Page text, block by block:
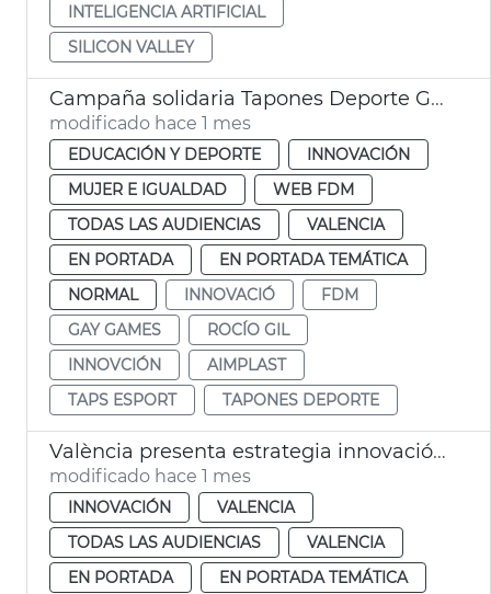
INTELIGENCIA ARTIFICIAL
SILICON VALLEY
Campaña solidaria Tapones Deporte Gay Games
modificado hace 1 mes
EDUCACIÓN Y DEPORTE
INNOVACIÓN
MUJER E IGUALDAD
WEB FDM
TODAS LAS AUDIENCIAS
VALENCIA
EN PORTADA
EN PORTADA TEMÁTICA
NORMAL
INNOVACIÓ
FDM
GAY GAMES
ROCÍO GIL
INNOVCIÓN
AIMPLAST
TAPS ESPORT
TAPONES DEPORTE
València presenta estrategia innovación a Silicon Valley
modificado hace 1 mes
INNOVACIÓN
VALENCIA
TODAS LAS AUDIENCIAS
VALENCIA
EN PORTADA
EN PORTADA TEMÁTICA